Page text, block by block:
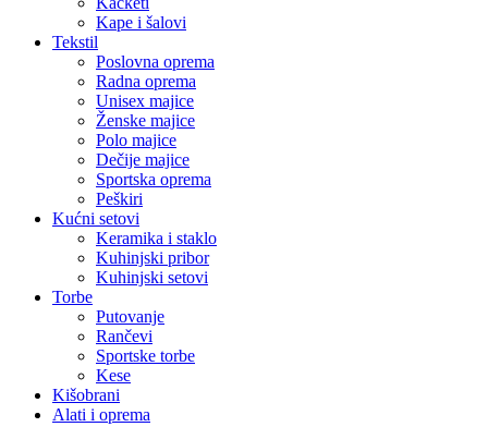
Kape i šalovi
Tekstil
Poslovna oprema
Radna oprema
Unisex majice
Ženske majice
Polo majice
Dečije majice
Sportska oprema
Peškiri
Kućni setovi
Keramika i staklo
Kuhinjski pribor
Kuhinjski setovi
Torbe
Putovanje
Rančevi
Sportske torbe
Kese
Kišobrani
Alati i oprema